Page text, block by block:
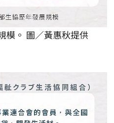
模。 圖／黃惠秋提供